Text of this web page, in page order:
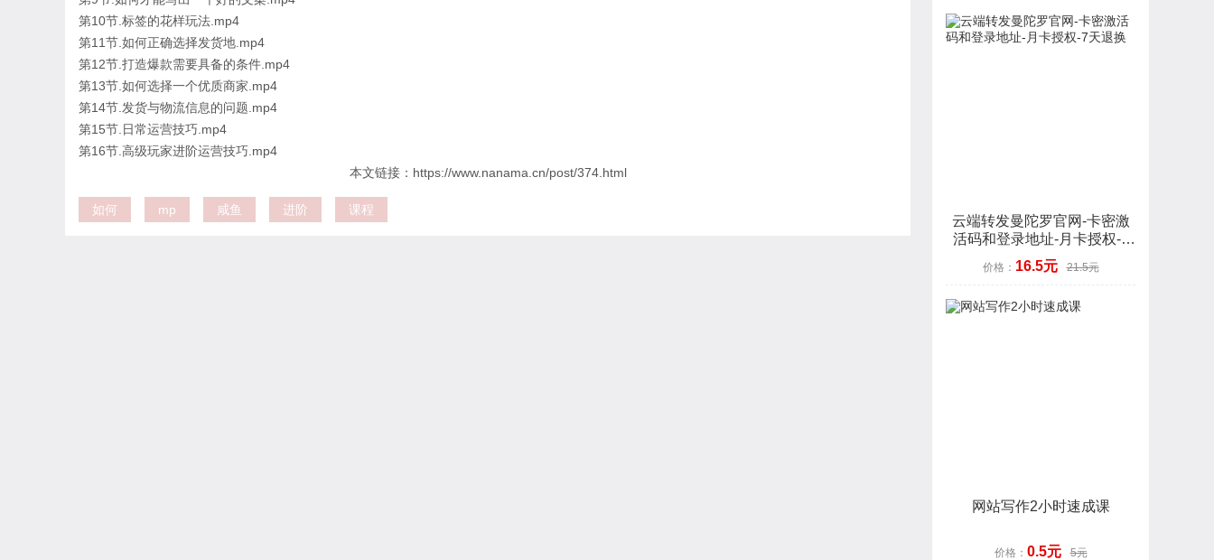
第10节.标签的花样玩法.mp4
第11节.如何正确选择发货地.mp4
第12节.打造爆款需要具备的条件.mp4
第13节.如何选择一个优质商家.mp4
第14节.发货与物流信息的问题.mp4
第15节.日常运营技巧.mp4
第16节.高级玩家进阶运营技巧.mp4
本文链接：https://www.nanama.cn/post/374.html
如何 mp 咸鱼 进阶 课程
云端转发曼陀罗官网-卡密激
活码和登录地址-月卡授权-7
天退换
价格： 16.5元 21.5元
网站写作2小时速成课
价格： 0.5元 5元